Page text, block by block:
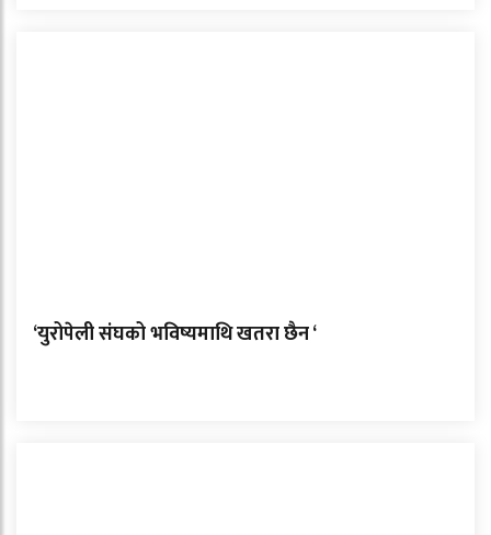
‘युरोपेली संघको भविष्यमाथि खतरा छैन ‘